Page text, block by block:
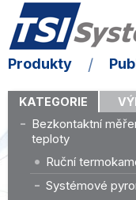
Produkty
KATEGORIE
Bezkontaktní
teploty
Ruční
Systémové